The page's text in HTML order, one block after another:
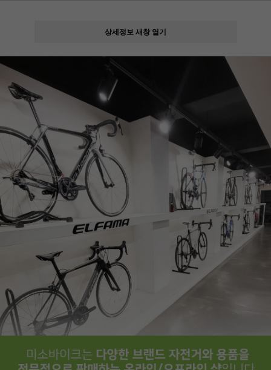
페이코 ID로
상세정보 새창 열기